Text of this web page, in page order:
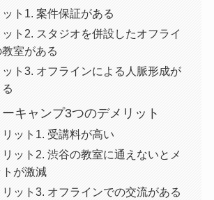
ット1. 案件保証がある
ット2. スタジオを併設したオフライ
教室がある
ット3. オフラインによる人脈形成が
キャンプ3つのデメリット
リット1. 受講料が高い
リット2. 渋谷の教室に通えないとメ
トが激減
ット3. オフラインでの交流がある